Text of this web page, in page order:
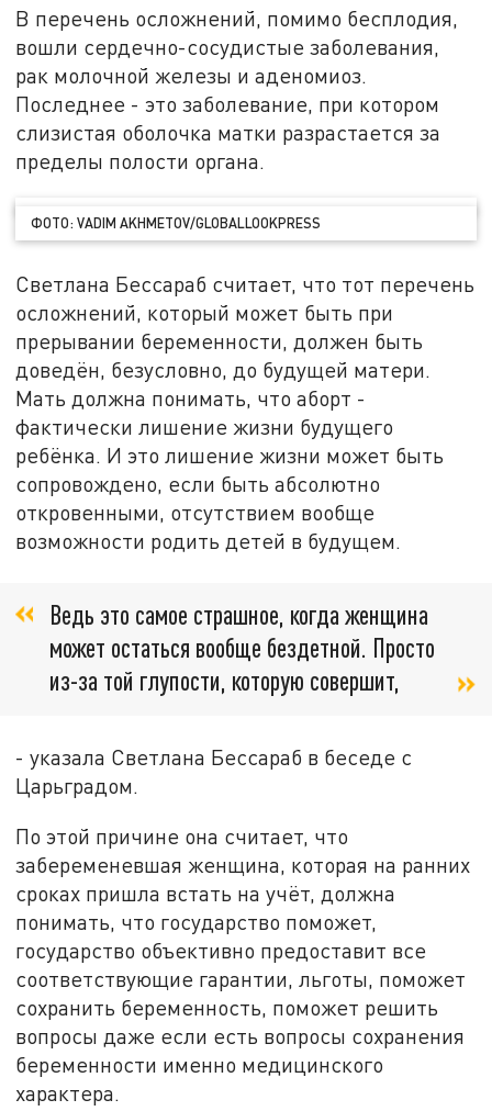
В перечень осложнений, помимо бесплодия,
вошли сердечно-сосудистые заболевания,
рак молочной железы и аденомиоз.
Последнее - это заболевание, при котором
слизистая оболочка матки разрастается за
пределы полости органа.
ФОТО: VADIM AKHMETOV/GLOBALLOOKPRESS
Светлана Бессараб считает, что тот перечень
осложнений, который может быть при
прерывании беременности, должен быть
доведён, безусловно, до будущей матери.
Мать должна понимать, что аборт -
фактически лишение жизни будущего
ребёнка. И это лишение жизни может быть
сопровождено, если быть абсолютно
откровенными, отсутствием вообще
возможности родить детей в будущем.
Ведь это самое страшное, когда женщина
может остаться вообще бездетной. Просто
из-за той глупости, которую совершит,
- указала Светлана Бессараб в беседе с
Царьградом.
По этой причине она считает, что
забеременевшая женщина, которая на ранних
сроках пришла встать на учёт, должна
понимать, что государство поможет,
государство объективно предоставит все
соответствующие гарантии, льготы, поможет
сохранить беременность, поможет решить
вопросы даже если есть вопросы сохранения
беременности именно медицинского
характера.